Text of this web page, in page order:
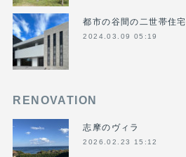
都市の谷間の二世帯住宅
2024.03.09 05:19
RENOVATION
志摩のヴィラ
2026.02.23 15:12